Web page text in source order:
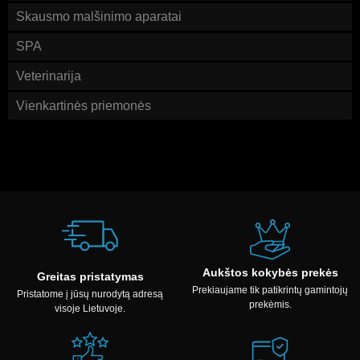
Skausmo malšinimo aparatai
SPA
Veterinarija
Vienkartinės priemonės
Greitas pristatymas
Pristatome į jūsų nurodytą adresą
visoje Lietuvoje.
Aukštos kokybės prekės
Prekiaujame tik patikrintų gamintojų
prekėmis.